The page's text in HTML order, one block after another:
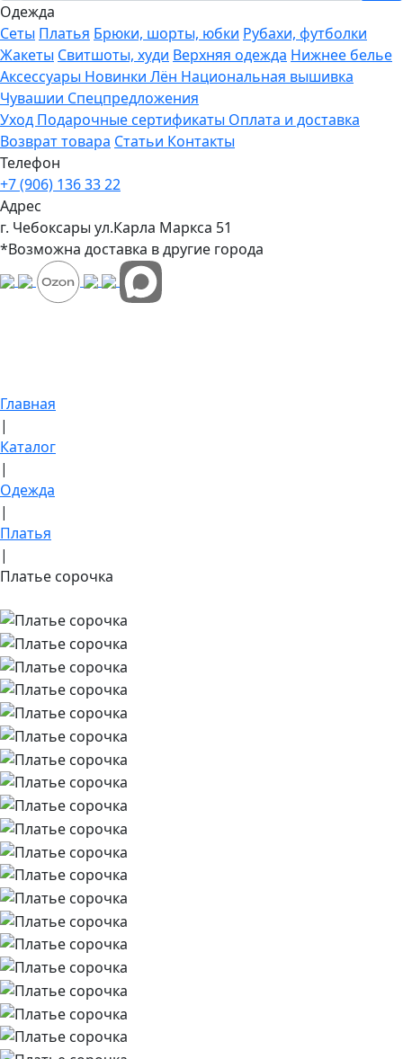
Одежда
Сеты Платья Брюки, шорты, юбки Рубахи, футболки
Жакеты Свитшоты, худи Верхняя одежда Нижнее белье
Аксессуары Новинки Лён Национальная вышивка
Чувашии Спецпредложения
Уход Подарочные сертификаты Оплата и доставка
Возврат товара Статьи Контакты
Телефон
+7 (906) 136 33 22
Адрес
г. Чебоксары ул.Карла Маркса 51
*Возможна доставка в другие города
Главная
|
Каталог
|
Одежда
|
Платья
|
Платье сорочка